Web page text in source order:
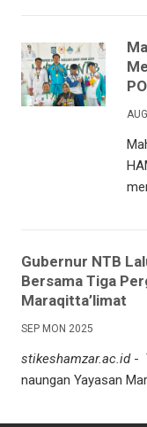
Gubernur NTB
Bersama Tiga
Maraqitta’limat
SEP MON 2025
stikeshamzar.ac.id-
naungan Yayasan